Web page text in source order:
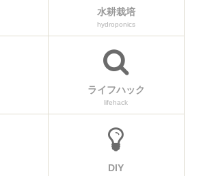
水耕栽培
hydroponics
ライフハック
lifehack
DIY